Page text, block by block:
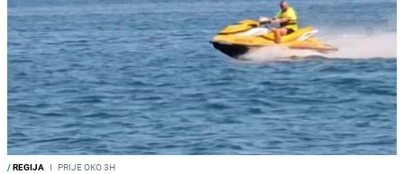
/REGIJA I PRIJE OKO 3H